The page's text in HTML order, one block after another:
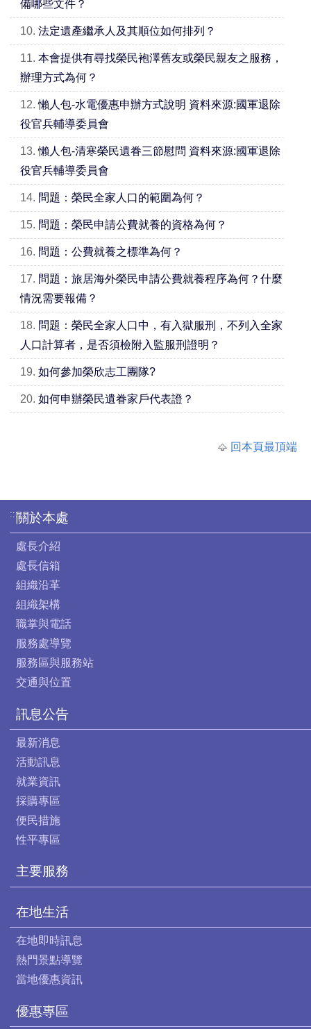
備哪些文件？
10. 法定遺產繼承人及其順位如何排列？
11. 本會提供有尋找榮民袍澤舊友或榮民親友之服務，
辦理方式為何？
12.懶人包-水電優惠申辦方式說明 資料來源:國軍退除
役官兵輔導委員會
13.懶人包-清寒榮民遺眷三節慰問 資料來源:國軍退除
役官兵輔導委員會
14. 問題：榮民全家人口的範圍為何？
15. 問題：榮民申請公費就養的資格為何？
16. 問題：公費就養之標準為何？
17. 問題：旅居海外榮民申請公費就養程序為何？什麼
情況需要報備？
18. 問題：榮民全家人口中，有入獄服刑，不列入全家
人口計算者，是否須檢附入監服刑證明？
19. 如何參加榮欣志工團隊?
20. 如何申辦榮民遺眷家戶代表證？
回本頁最頂端
:::關於本處
處長介紹
處長信箱
組織沿革
組織架構
職掌與電話
服務處導覽
服務區與服務站
交通與位置
訊息公告
最新消息
活動訊息
就業資訊
採購專區
便民措施
性平專區
主要服務
在地生活
在地即時訊息
熱門景點導覽
當地優惠資訊
優惠專區